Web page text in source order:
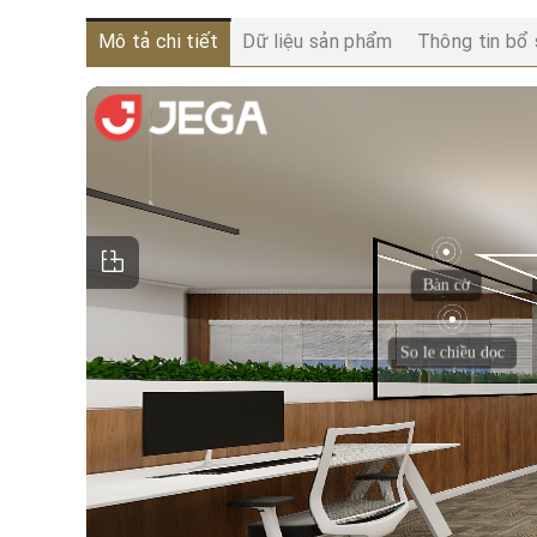
Mô tả chi tiết Dữ liệu sản phẩm Thông tin bổ